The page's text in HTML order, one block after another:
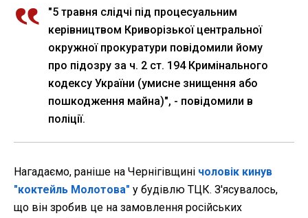
"5 травня слідчі під процесуальним
керівництвом Криворізької центральної
окружної прокуратури повідомили йому
про підозру за ч. 2 ст. 194 Кримінального
кодексу України (умисне знищення або
пошкодження майна)", - повідомили в
поліції.
Нагадаємо, раніше на Чернігівщині чоловік кинув
"коктейль Молотова" у будівлю ТЦК. З'ясувалось,
що він зробив це на замовлення російських